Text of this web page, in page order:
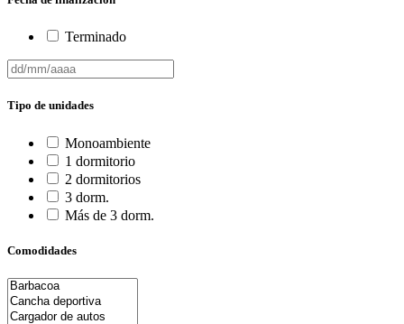
Terminado
Tipo de unidades
Monoambiente
1 dormitorio
2 dormitorios
3 dorm.
Más de 3 dorm.
Comodidades